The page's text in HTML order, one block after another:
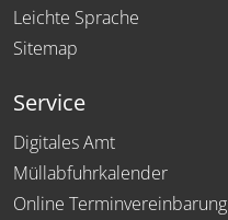
Leichte Sprache
Sitemap
Service
Digitales Amt
Müllabfuhrkalender
Online Terminvereinbarung